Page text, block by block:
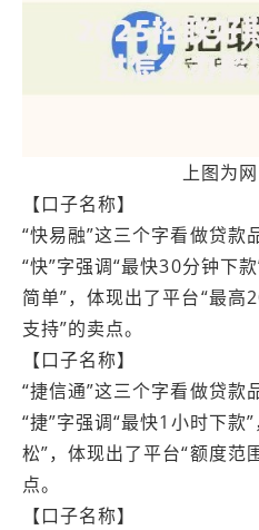
上图为
【口子名称】
“快易融”这三个字看做贷款
“快”字强调“最快30分钟下
简单”，体现出了平台“最
支持”的卖点。
【口子名称】
“捷信通”这三个字看做贷款
“捷”字强调“最快1小时下款
松”，体现出了平台“额度范
点。
【口子名称】